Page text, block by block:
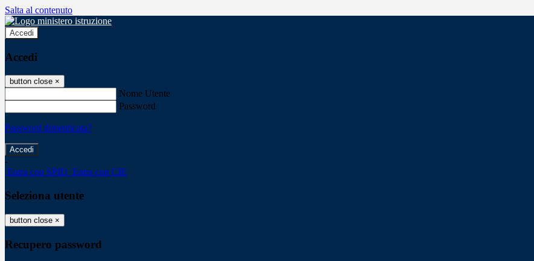
Salta al contenuto
Accedi
Accedi
button close ×
Nome Utente
Password
Password dimenticata?
-
Entra con SPID Entra con CIE
Seleziona utente
button close ×
Recupero password